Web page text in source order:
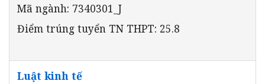
Mã ngành: 7340301_J
Điểm trúng tuyển TN THPT: 25.8
Luật kinh tế